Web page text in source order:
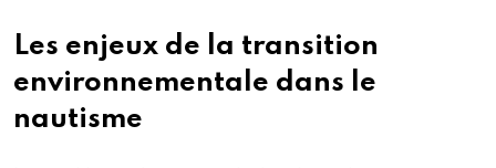
Les enjeux de la transition
environnementale dans le
nautisme